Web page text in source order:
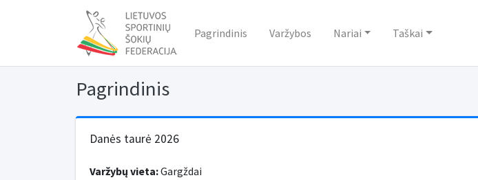
Pagrindinis Varžybos Nariai Taškai
Pagrindinis
Danės taurė 2026
Varžybų vieta:Gargždai